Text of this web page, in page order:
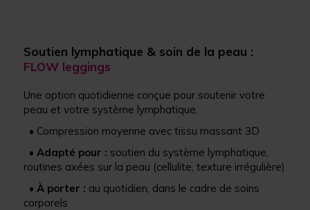
Soutien lymphatique & soin de la peau :
FLOW leggings
Une option quotidienne conçue pour soutenir votre
peau et votre système lymphatique.
• Compression moyenne avec tissu massant 3D
• Adapté pour : soutien du système lymphatique,
routines axées sur la peau (cellulite, texture irrégulière)
• À porter : au quotidien, dans le cadre de soins
corporels